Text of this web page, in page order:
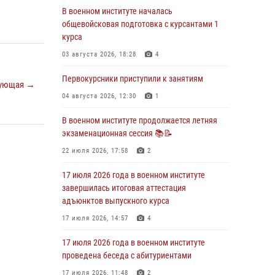
→
29 июля 2026 года курсанты военного
института успешно сдали экзамен по
вождению
28 июля 2026 года в военном институте
молебен
28 июля 2026, 13:39 7
экзаменационная сессия
28 июля 2026, 10:41 1
27 июля 2026 года в военном институте
27 июля 2026, 10:45 4
В военном институте началась
общевойсковая подготовка с курсантами 1
курса
03 августа 2026, 18:28 4
Первокурсники приступили к занятиям
04 августа 2026, 12:30 1
В военном институте продолжается летняя
экзаменационная сессия 📚📝
22 июля 2026, 17:58 2
17 июля 2026 года в военном институте
завершилась итоговая аттестация
адъюнктов выпускного курса
17 июля 2026, 14:57 4
17 июля 2026 года в военном институте
проведена беседа с абитуриентами
17 июля 2026, 11:48 2